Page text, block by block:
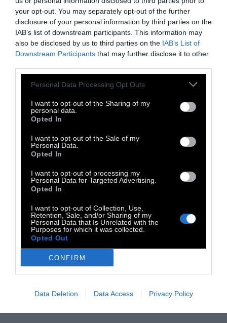
your opt-out. You may separately opt-out of the further
disclosure of your personal information by third parties on the
IAB’s list of downstream participants. This information may
also be disclosed by us to third parties on the IAB’s List of
Downstream Participants that may further disclose it to other
Personal Data Processing Opt Outs
I want to opt-out of the Sharing of my
personal data.
Opted In
I want to opt-out of the Sale of my
Personal Data.
Opted In
I want to opt-out of processing my
Personal Data for Targeted Advertising.
Opted In
I want to opt-out of Collection, Use,
Retention, Sale, and/or Sharing of my
Personal Data that Is Unrelated with the
Purposes for which it was collected.
Opted Out
CONFIRM
Data Deletion Data Access Privacy Policy
αγάπης
Τέχνη του δρόμου με έναν κοινό
παρονομαστή
14 Φεβρουαρίου 2014
Α' ΠΡΟΣΩΠΟ
Αυτά που αγαπήσαμε βαθιά